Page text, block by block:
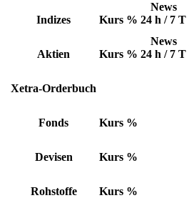
Indizes Kurs %
News
24 h / 7 T
Aktien Kurs %
News
24 h / 7 T
Xetra-Orderbuch
Fonds Kurs %
Devisen Kurs %
Rohstoffe Kurs %